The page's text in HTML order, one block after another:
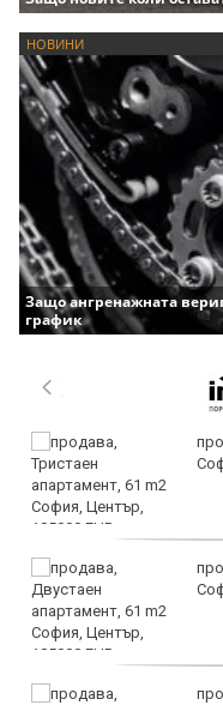
НОВИНИ
Защо ангренажната
график